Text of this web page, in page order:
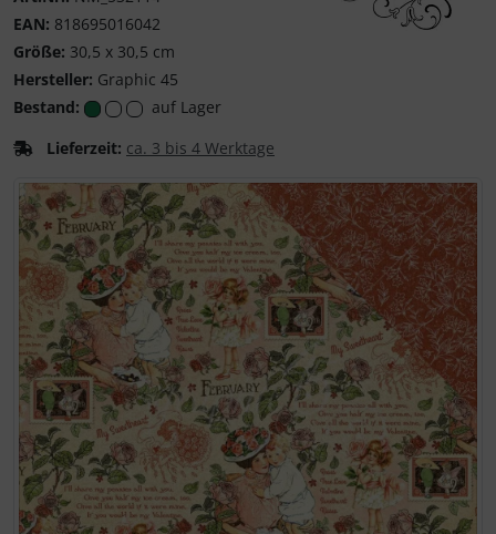
EAN: 818695016042
Größe: 30,5 x 30,5 cm
Hersteller: Graphic 45
Bestand:
auf Lager
Lieferzeit: ca. 3 bis 4 Werktage